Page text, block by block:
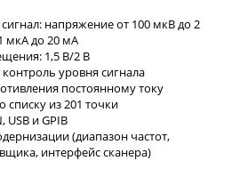
напряжение от 100 мкВ до 2
мкА до 20 мА
1,5 В/2 В
уровня сигнала
постоянному току
списку из 201 точки
USB и GPIB
(диапазон частот,
интерфейс сканера)